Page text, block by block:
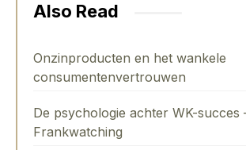
Also Read
Onzinproducten en het wankele
consumentenvertrouwen
De psychologie achter WK-succes
Frankwatching